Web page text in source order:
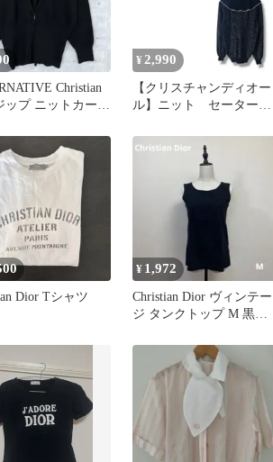
Christian
ップ ニットカーデ
¥ 2,990
【クリスチャンディオー
ル】ニット セーター
ック L
Dior Tシャツ
¥ 1,972
Christian Dior ヴィンテー
ジ タンクトップ M 黒